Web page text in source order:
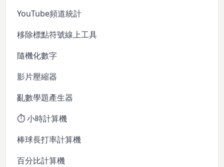
YouTube頻道統計
移除標點符號線上工具
隨機化數字
影片壓縮器
亂數學題產生器
⏱️ 小時計算機
棒球長打率計算機
百分比計算機